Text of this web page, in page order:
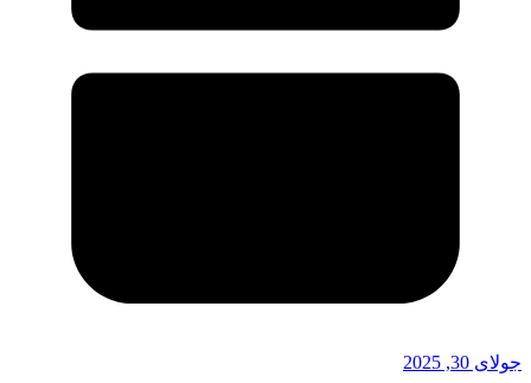
جولای 30, 2025